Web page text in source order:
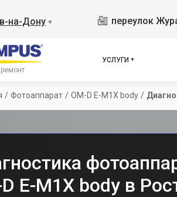
на-Дону ▼ переулок
УСЛУГИ
/ Фотоаппарат / OM-D E-M1X body /
E-M1X body в